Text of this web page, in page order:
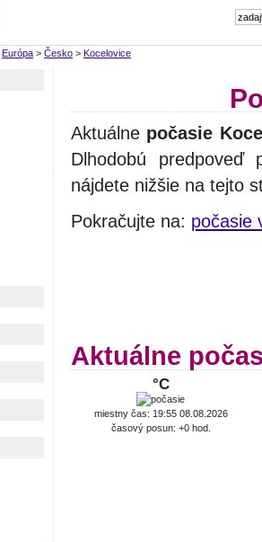
Európa > Česko > Kocelovice
Aktuálne počasie
Dlhodobú
nájdete nižšie na tejto
Pokračujte na: počasie
Aktuálne
°C
miestny čas: 19:55 08.08.2026
časový posun: +0 hod.